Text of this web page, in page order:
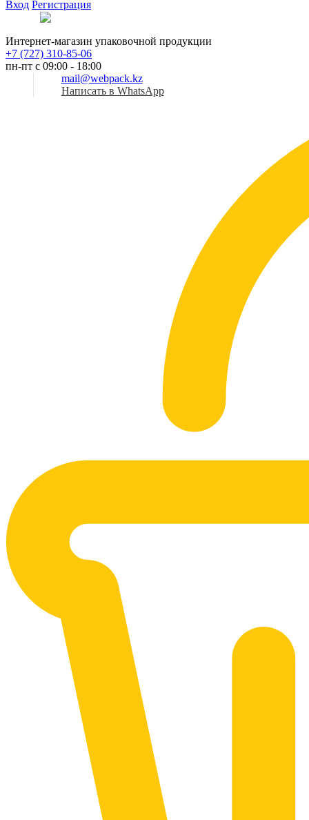
Вход Регистрация
Интернет-магазин упаковочной продукции
+7 (727) 310-85-06
пн-пт с 09:00 - 18:00
mail@webpack.kz
Написать в WhatsApp